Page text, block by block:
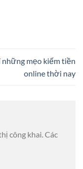
những mẹo kiếm tiền
online thời nay
công khai.Các